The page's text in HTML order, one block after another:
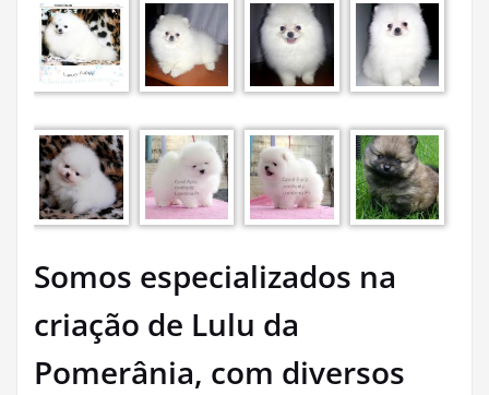
Somos especializados na
criação de Lulu da
Pomerânia, com diversos